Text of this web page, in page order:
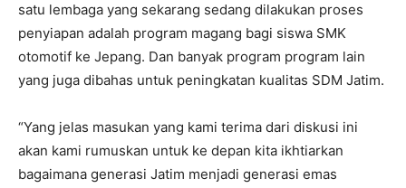
satu lembaga yang sekarang sedang dilakukan proses
penyiapan adalah program magang bagi siswa SMK
otomotif ke Jepang. Dan banyak program program lain
yang juga dibahas untuk peningkatan kualitas SDM Jatim.
“Yang jelas masukan yang kami terima dari diskusi ini
akan kami rumuskan untuk ke depan kita ikhtiarkan
bagaimana generasi Jatim menjadi generasi emas